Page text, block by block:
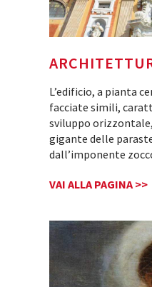
L’edificio, a pianta
facciate simili,
sviluppo
gigante delle
dall’imponente
VAI ALLA PAGINA >>